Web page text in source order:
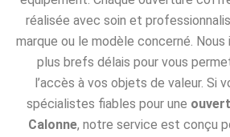
réalisée avec soin et
marque ou le modèle concerné.
plus brefs délais pour vous
l’accès à vos objets de valeur. Si
spécialistes fiables pour une
Calonne, notre service est conçu